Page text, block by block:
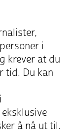
i
krever at du
tid. Du kan
å nå ut til.